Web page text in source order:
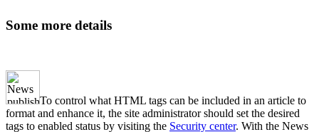
Some more details
To control what HTML tags can be included in an article to
format and enhance it, the site administrator should set the desired
tags to enabled status by visiting the Security center. With the News